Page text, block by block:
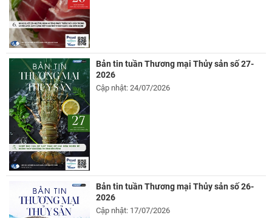
Bản tin tuần Thương mại Thủy sản số 27-
2026
Cập nhật: 24/07/2026
Bản tin tuần Thương mại Thủy sản số 26-
2026
Cập nhật: 17/07/2026